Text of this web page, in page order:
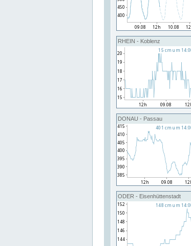
RHEIN - Koblenz
DONAU - Passau
ODER - Eisenhüttenstadt